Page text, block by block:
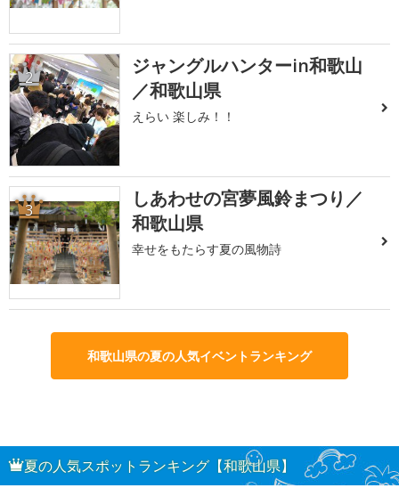
2
ジャングルハンターin和歌山
／和歌山県
えらい 楽しみ！！
3
しあわせの宮夢風鈴まつり／
和歌山県
幸せをもたらす夏の風物詩
和歌山県の夏の人気イベントランキング
夏の人気スポットランキング【和歌山県】